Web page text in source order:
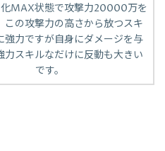
化MAX状態で攻撃力20000万を
この攻撃力の高さから放つスキ
強力ですが自身にダメージを与
力スキルなだけに反動も大きい
です。